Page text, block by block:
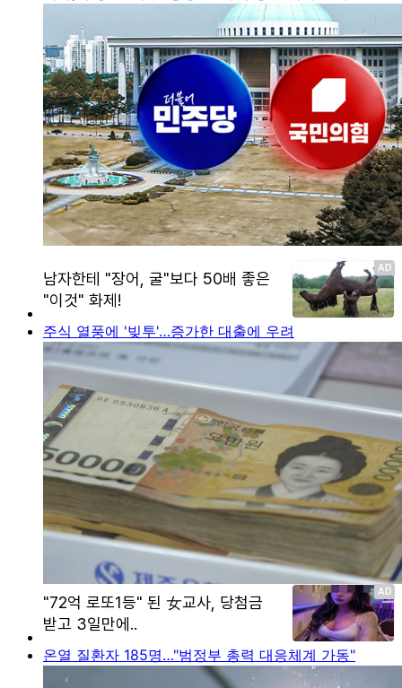
주식 열풍에 '빚투'…증가한 대출에 우려
온열 질환자 185명…"범정부 총력 대응체계 가동"